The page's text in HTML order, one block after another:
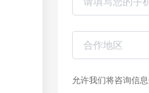
允许我们将咨询信